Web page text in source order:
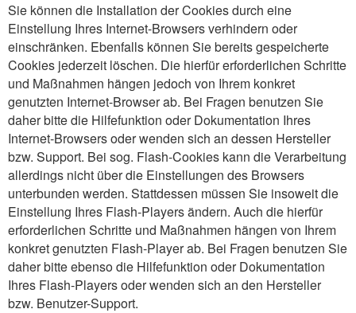
Sie können die Installation der Cookies durch eine
Einstellung Ihres Internet-Browsers verhindern oder
einschränken. Ebenfalls können Sie bereits gespeicherte
Cookies jederzeit löschen. Die hierfür erforderlichen Schritte
und Maßnahmen hängen jedoch von Ihrem konkret
genutzten Internet-Browser ab. Bei Fragen benutzen Sie
daher bitte die Hilfefunktion oder Dokumentation Ihres
Internet-Browsers oder wenden sich an dessen Hersteller
bzw. Support. Bei sog. Flash-Cookies kann die Verarbeitung
allerdings nicht über die Einstellungen des Browsers
unterbunden werden. Stattdessen müssen Sie insoweit die
Einstellung Ihres Flash-Players ändern. Auch die hierfür
erforderlichen Schritte und Maßnahmen hängen von Ihrem
konkret genutzten Flash-Player ab. Bei Fragen benutzen Sie
daher bitte ebenso die Hilfefunktion oder Dokumentation
Ihres Flash-Players oder wenden sich an den Hersteller
bzw. Benutzer-Support.